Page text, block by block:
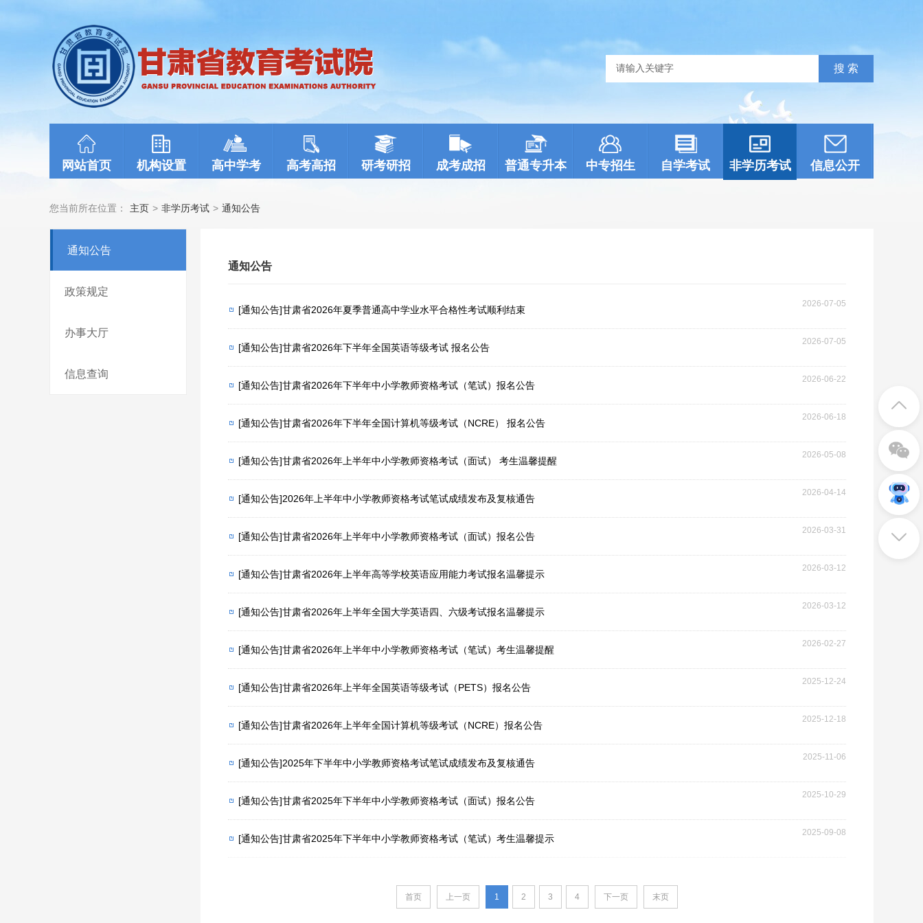
网站首页 机构设置 高中学考 高考高招 研考研招 成考成招 普通专升本 中专招生 自学考试 非学历考试 信息公开
您当前所在位置： 主页 > 非学历考试 > 通知公告
通知公告
政策规定
办事大厅
信息查询
通知公告
[通知公告]甘肃省2026年夏季普通高中学业水平合格性考试顺利结束
2026-07-05
[通知公告]甘肃省2026年下半年全国英语等级考试 报名公告
2026-07-05
[通知公告]甘肃省2026年下半年中小学教师资格考试（笔试）报名公告
2026-06-22
[通知公告]甘肃省2026年下半年全国计算机等级考试（NCRE） 报名公告
2026-06-18
[通知公告]甘肃省2026年上半年中小学教师资格考试（面试） 考生温馨提醒
2026-05-08
[通知公告]2026年上半年中小学教师资格考试笔试成绩发布及复核通告
2026-04-14
[通知公告]甘肃省2026年上半年中小学教师资格考试（面试）报名公告
2026-03-31
[通知公告]甘肃省2026年上半年高等学校英语应用能力考试报名温馨提示
2026-03-12
[通知公告]甘肃省2026年上半年全国大学英语四、六级考试报名温馨提示
2026-03-12
[通知公告]甘肃省2026年上半年中小学教师资格考试（笔试）考生温馨提醒
2026-02-27
[通知公告]甘肃省2026年上半年全国英语等级考试（PETS）报名公告
2025-12-24
[通知公告]甘肃省2026年上半年全国计算机等级考试（NCRE）报名公告
2025-12-18
[通知公告]2025年下半年中小学教师资格考试笔试成绩发布及复核通告
2025-11-06
[通知公告]甘肃省2025年下半年中小学教师资格考试（面试）报名公告
2025-10-29
[通知公告]甘肃省2025年下半年中小学教师资格考试（笔试）考生温馨提示
2025-09-08
首页 上一页 1 2 3 4 下一页 末页